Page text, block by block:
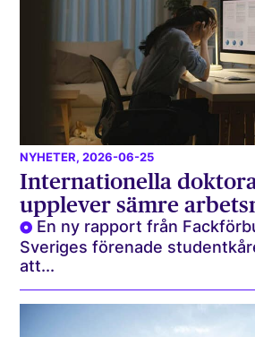
NYHETER, 2026-06-25
Internationella
upplever sämre
En ny rapport från
Sveriges förenade
att...